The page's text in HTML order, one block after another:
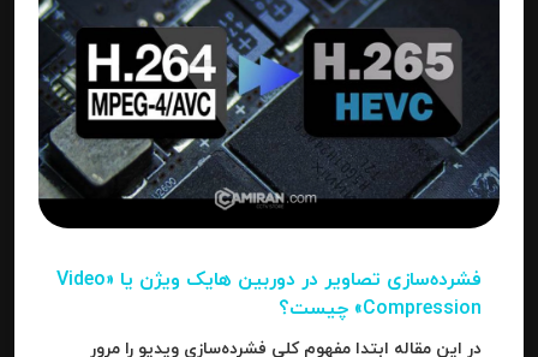
فشرده‌سازی تصاویر در دوربین‌ هایک ویژن یا «Video
Compression» چیست؟
در این مقاله ابتدا مفهوم کلی فشرده‌سازی ویدیو را مرور